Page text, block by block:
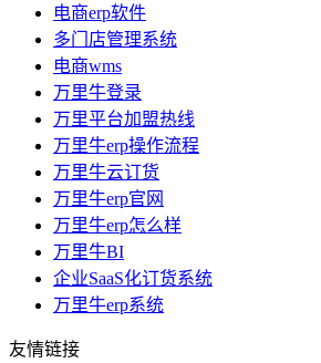
电商erp软件
多门店管理系统
电商wms
万里牛登录
万里平台加盟热线
万里牛erp操作流程
万里牛云订货
万里牛erp官网
万里牛erp怎么样
万里牛BI
企业SaaS化订货系统
万里牛erp系统
友情链接